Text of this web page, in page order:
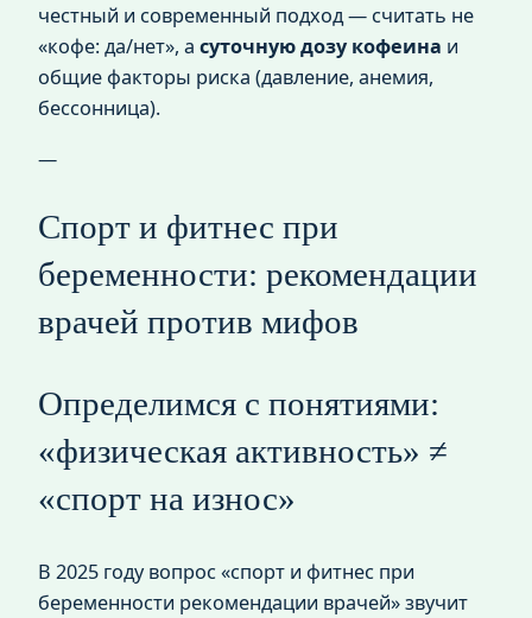
честный и современный подход — считать не
«кофе: да/нет», а суточную дозу кофеина и
общие факторы риска (давление, анемия,
бессонница).
—
Спорт и фитнес при
беременности: рекомендации
врачей против мифов
Определимся с понятиями:
«физическая активность» ≠
«спорт на износ»
В 2025 году вопрос «спорт и фитнес при
беременности рекомендации врачей» звучит